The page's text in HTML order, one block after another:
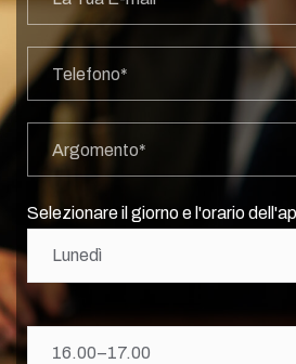
Selezionare il giorno e l'orario